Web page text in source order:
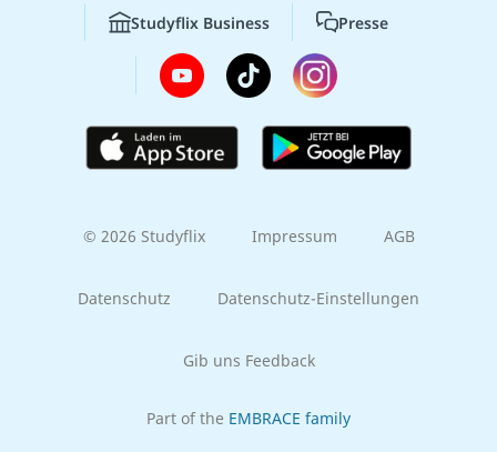
Studyflix Business Presse
© 2026 Studyflix Impressum AGB
Datenschutz Datenschutz-Einstellungen
Gib uns Feedback
Part of the EMBRACE family